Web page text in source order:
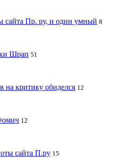
сайта Пр. ру, и один умный 8
Шрап 51
на критику обиделся 12
12
сайта П.ру 15